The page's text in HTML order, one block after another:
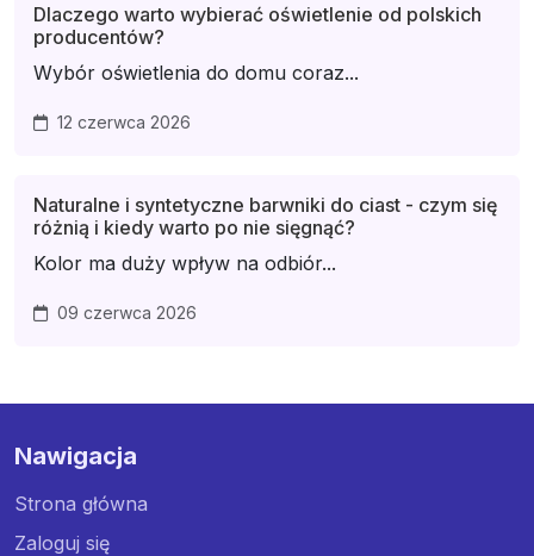
Dlaczego warto wybierać oświetlenie od polskich
producentów?
Wybór oświetlenia do domu coraz...
12 czerwca 2026
Naturalne i syntetyczne barwniki do ciast - czym się
różnią i kiedy warto po nie sięgnąć?
Kolor ma duży wpływ na odbiór...
09 czerwca 2026
Nawigacja
Strona główna
Zaloguj się